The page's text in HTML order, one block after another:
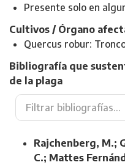
Presente solo en
Cultivos / Órgano
Quercus robur:
Bibliografía que
de la plaga
Rajchenberg, M.;
C.; Mattes